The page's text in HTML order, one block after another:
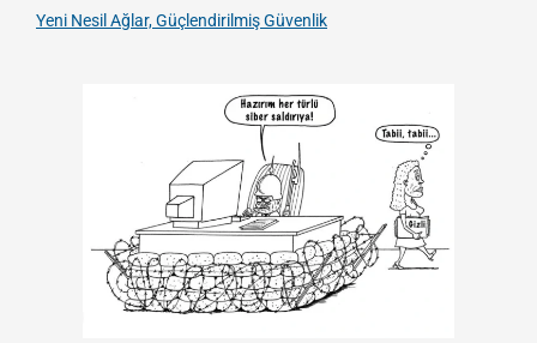
Yeni Nesil Ağlar, Güçlendirilmiş Güvenlik